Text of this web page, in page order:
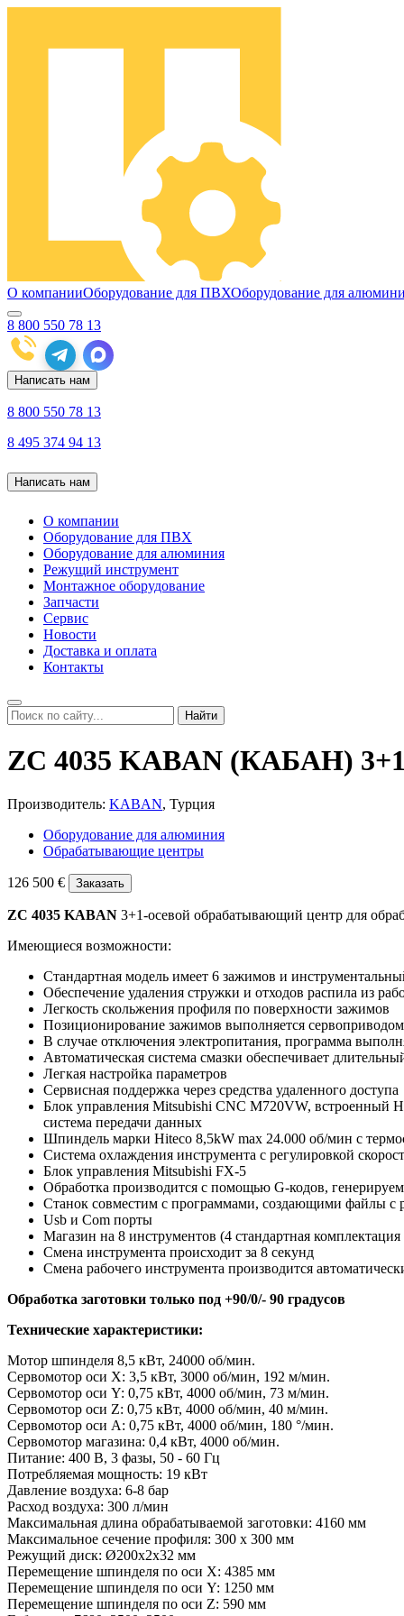
О компанииОборудование для ПВХОборудование для
8 800 550 78 13
Написать нам
8 800 550 78 13
8 495 374 94 13
Написать нам
О компании
Оборудование для ПВХ
Оборудование для алюминия
Режущий инструмент
Монтажное оборудование
Запчасти
Сервис
Новости
Доставка и оплата
Контакты
Найти
ZC 4035 KABAN (КАБАН)
Производитель: KABAN, Турция
Оборудование для алюминия
Обрабатывающие центры
126 500 € Заказать
ZC 4035 KABAN 3+1-осевой обрабатывающий центр для
Имеющиеся возможности:
Стандартная модель имеет 6 зажимов и
Обеспечение удаления стружки и отходов распила из
Легкость скольжения профиля по поверхности зажимов
Позиционирование зажимов выполняется
В случае отключения электропитания, программа
Автоматическая система смазки обеспечивает
Легкая настройка параметров
Сервисная поддержка через средства удаленного доступа
Блок управления Mitsubishi CNC M720VW, встроенный
система передачи данных
Шпиндель марки Hiteco 8,5kW max 24.000 об/мин с
Система охлаждения инструмента с регулировкой
Блок управления Mitsubishi FX-5
Обработка производится с помощью G-кодов,
Станок совместим с программами, создающими файлы с
Usb и Com порты
Магазин на 8 инструментов (4 стандартная
Смена инструмента происходит за 8 секунд
Смена рабочего инструмента производится
Обработка заготовки только под +90/0/- 90 градусов
Технические характеристики:
Мотор шпинделя 8,5 кВт, 24000 об/мин.
Сервомотор оси X: 3,5 кВт, 3000 об/мин, 192 м/мин.
Сервомотор оси Y: 0,75 кВт, 4000 об/мин, 73 м/мин.
Сервомотор оси Z: 0,75 кВт, 4000 об/мин, 40 м/мин.
Сервомотор оси A: 0,75 кВт, 4000 об/мин, 180 °/мин.
Сервомотор магазина: 0,4 кВт, 4000 об/мин.
Питание: 400 В, 3 фазы, 50 - 60 Гц
Потребляемая мощность: 19 кВт
Давление воздуха: 6-8 бар
Расход воздуха: 300 л/мин
Максимальная длина обрабатываемой заготовки: 4160 мм
Максимальное сечение профиля: 300 x 300 мм
Режущий диск: Ø200x2x32 мм
Перемещение шпинделя по оси X: 4385 мм
Перемещение шпинделя по оси Y: 1250 мм
Перемещение шпинделя по оси Z: 590 мм